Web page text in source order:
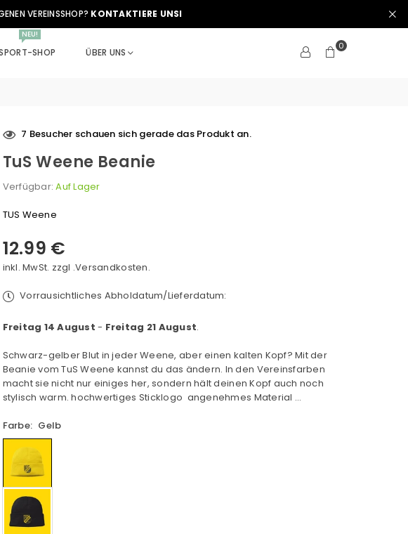
VEREINSSHOP? KONTAKTIERE UNSI
SHOP
NEU!
ÜBER UNS
0
7 Besucher schauen sich gerade das Produkt an.
TuS Weene Beanie
Verfügbar:Auf Lager
TUS Weene
Normaler
Preis
12.99 €
inkl. MwSt. zzgl .Versandkosten.
Vorrausichtliches Abholdatum/Lieferdatum:
Freitag 14 August - Freitag 21 August.
Schwarz-gelber Blut in jeder Weene, aber einen kalten Kopf? Mit der
Beanie vom TuS Weene kannst du das ändern. In den Vereinsfarben
macht sie nicht nur einiges her, sondern hält deinen Kopf auch noch
stylisch warm. hochwertiges Sticklogo angenehmes Material ...
Farbe: Gelb